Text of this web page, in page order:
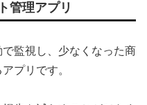
管理アプリ
監視し、少なくなった商
プリです。